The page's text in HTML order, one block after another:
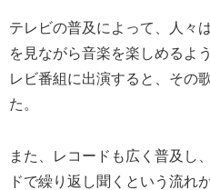
テレビの普及によって、人々
を見ながら音楽を楽しめるよ
レビ番組に出演すると、その
た。
また、レコードも広く普及し
ドで繰り返し聞くという流れ